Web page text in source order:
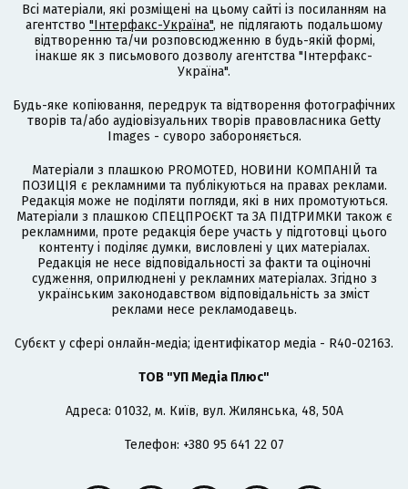
Всі матеріали, які розміщені на цьому сайті із посиланням на
агентство "Інтерфакс-Україна", не підлягають подальшому
відтворенню та/чи розповсюдженню в будь-якій формі,
інакше як з письмового дозволу агентства "Інтерфакс-
Україна".
Будь-яке копіювання, передрук та відтворення фотографічних
творів та/або аудіовізуальних творів правовласника Getty
Images - суворо забороняється.
Матеріали з плашкою PROMOTED, НОВИНИ КОМПАНІЙ та
ПОЗИЦІЯ є рекламними та публікуються на правах реклами.
Редакція може не поділяти погляди, які в них промотуються.
Матеріали з плашкою СПЕЦПРОЄКТ та ЗА ПІДТРИМКИ також є
рекламними, проте редакція бере участь у підготовці цього
контенту і поділяє думки, висловлені у цих матеріалах.
Редакція не несе відповідальності за факти та оціночні
судження, оприлюднені у рекламних матеріалах. Згідно з
українським законодавством відповідальність за зміст
реклами несе рекламодавець.
Cубєкт у сфері онлайн-медіа; ідентифікатор медіа - R40-02163.
ТОВ "УП Медіа Плюс"
Адреса: 01032, м. Київ, вул. Жилянська, 48, 50А
Телефон: +380 95 641 22 07